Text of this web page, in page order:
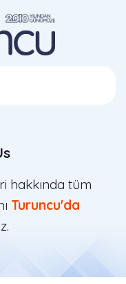
hakkında tüm
Turuncu'da